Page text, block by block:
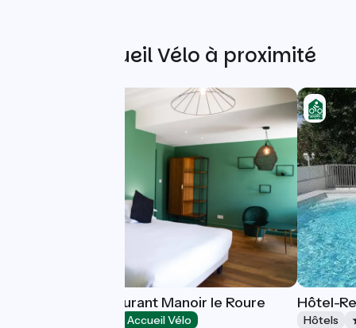
Autres Accueil Vélo à proximité
Hôtel-Spa-Restaurant Manoir le Roure
Accueil Vélo
Hôtel-
Hôtels